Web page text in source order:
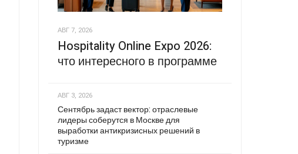
АВГ 7, 2026
Hospitality Online Expo 2026:
что интересного в программе
АВГ 3, 2026
Сентябрь задаст вектор: отраслевые
лидеры соберутся в Москве для
выработки антикризисных решений в
туризме